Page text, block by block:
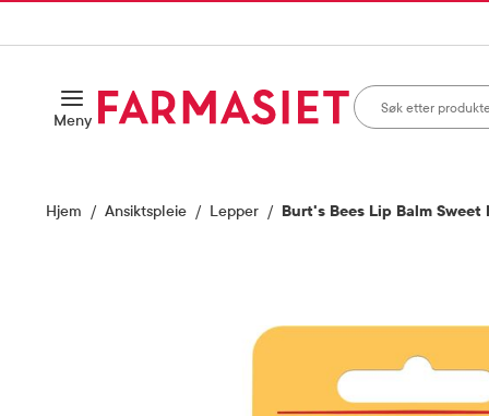
INNHOLD
MenyÅpne
Søk i apotek
Hjem Ansiktspleie Lepper Burt's Bees Lip Balm Sweet